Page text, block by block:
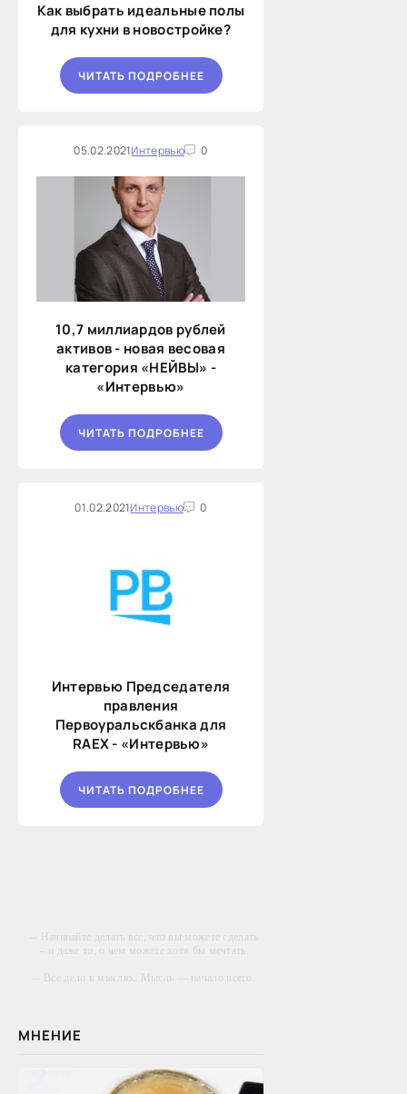
Как выбрать идеальные полы
для кухни в новостройке?
ЧИТАТЬ ПОДРОБНЕЕ
05.02.2021Интервью 0
10,7 миллиардов рублей
активов - новая весовая
категория «НЕЙВЫ» -
«Интервью»
ЧИТАТЬ ПОДРОБНЕЕ
01.02.2021Интервью 0
Интервью Председателя
правления
Первоуральскбанка для
RAEX - «Интервью»
ЧИТАТЬ ПОДРОБНЕЕ
-- Начинайте делать все, что вы можете сделать
– и даже то, о чем можете хотя бы мечтать.
-- Все дело в мыслях. Мысль — начало всего.
придумали.
МНЕНИЕ